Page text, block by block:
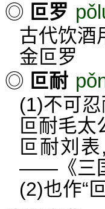
◎ 叵罗
古代饮酒
金叵罗
◎ 叵耐
(1)不可
叵耐毛
叵耐刘
——《三
(2)也作“